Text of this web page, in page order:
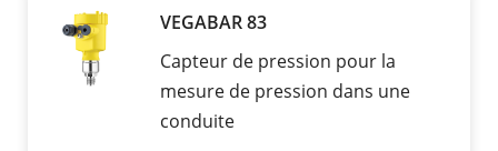
VEGABAR 83
Capteur de pression pour la
mesure de pression dans une
conduite